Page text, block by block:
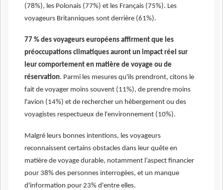
(78%), les Polonais (77%) et les Français (75%). Les
voyageurs Britanniques sont derrière (61%).
77 % des voyageurs européens affirment que les
préoccupations climatiques auront un impact réel sur
leur comportement en matière de voyage ou de
réservation. Parmi les mesures qu'ils prendront, citons le
fait de voyager moins souvent (11%), de prendre moins
l'avion (14%) et de rechercher un hébergement ou des
voyagistes respectueux de l'environnement (10%).
Malgré leurs bonnes intentions, les voyageurs
reconnaissent certains obstacles dans leur quête en
matière de voyage durable, notamment l’aspect financier
pour 38% des personnes interrogées, et un manque
d'information pour 23% d'entre elles.